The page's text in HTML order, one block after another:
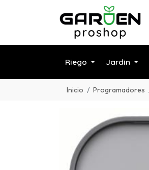
Riego Jardin
Inicio Programadores